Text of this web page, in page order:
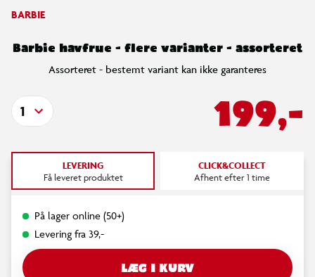
BARBIE
Barbie havfrue - flere varianter - assorteret
Assorteret - bestemt variant kan ikke garanteres
199,-
1
LEVERING
Få leveret produktet
CLICK&COLLECT
Afhent efter 1 time
På lager online (50+)
Levering fra 39,-
LÆG I KURV